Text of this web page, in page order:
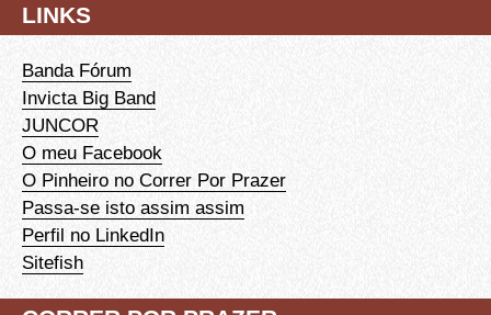
LINKS
Banda Fórum
Invicta Big Band
JUNCOR
O meu Facebook
O Pinheiro no Correr Por Prazer
Passa-se isto assim assim
Perfil no LinkedIn
Sitefish